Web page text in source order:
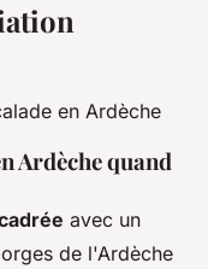
Ardèche quand
avec un
de l'Ardèche